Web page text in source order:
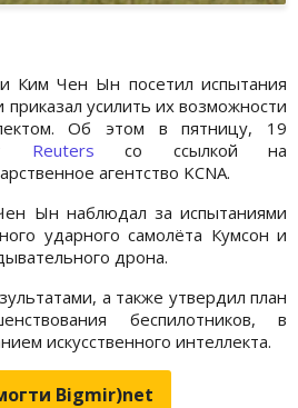
Ким Чен Ын посетил испытания
усилить их возможности
Об этом в пятницу, 19
Reuters со ссылкой на
агентство KCNA.
Ын наблюдал за испытаниями
ударного самолёта Кумсон и
дрона.
а также утвердил план
беспилотников, в
искусственного интеллекта.
Bigmir)net